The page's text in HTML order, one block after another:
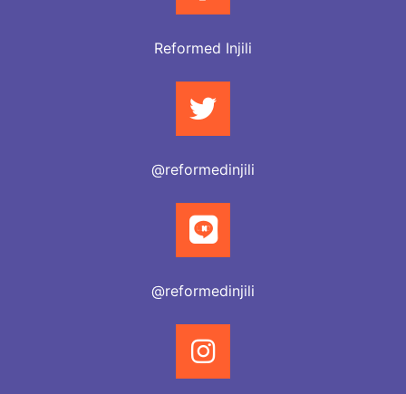
Reformed Injili
@reformedinjili
@reformedinjili